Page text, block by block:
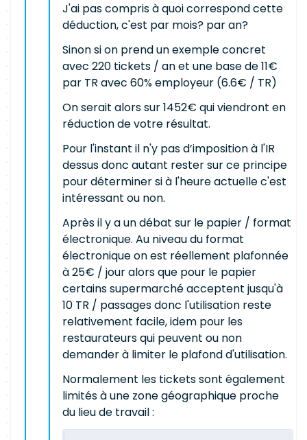
J'ai pas compris à quoi correspond cette
déduction, c'est par mois? par an?
Sinon si on prend un exemple concret
avec 220 tickets / an et une base de 11€
par TR avec 60% employeur (6.6€ / TR)
On serait alors sur 1452€ qui viendront en
réduction de votre résultat.
Pour l'instant il n'y pas d’imposition à l'IR
dessus donc autant rester sur ce principe
pour déterminer si à l'heure actuelle c'est
intéressant ou non.
Après il y a un débat sur le papier / format
électronique. Au niveau du format
électronique on est réellement plafonnée
à 25€ / jour alors que pour le papier
certains supermarché acceptent jusqu'à
10 TR / passages donc l'utilisation reste
relativement facile, idem pour les
restaurateurs qui peuvent ou non
demander à limiter le plafond d'utilisation.
Normalement les tickets sont également
limités à une zone géographique proche
du lieu de travail :